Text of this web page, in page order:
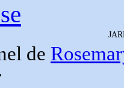
de